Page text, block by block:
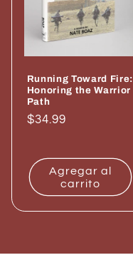
n
Running Toward Fire:
Honoring the Warrior
Path
Precio
$34.99
Agregar al
carrito